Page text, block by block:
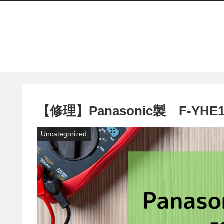
【修理】Panasonic製 F-
Uncategorized